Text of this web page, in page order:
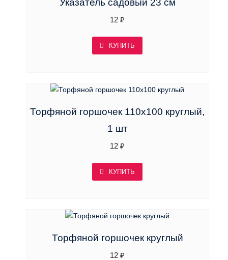
Указатель садовый 23 см
12₽
КУПИТЬ
Торфяной горшочек 110х100 круглый,
1 шт
12₽
КУПИТЬ
Торфяной горшочек круглый
12₽